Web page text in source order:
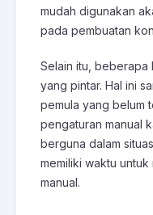
mudah digunakan
pada pembuatan
Selain itu, beberapa
yang pintar. Hal ini
pemula yang belum
pengaturan manual
berguna dalam
memiliki waktu
manual.